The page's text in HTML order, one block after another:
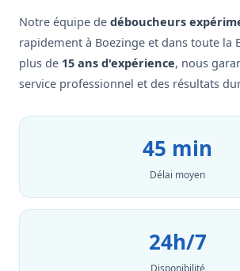
Notre équipe de déboucheurs
rapidement à Boezinge et dans toute la
plus de 15 ans d'expérience, nous
service professionnel et des résultats
45 min
Délai moyen
24h/7
Disponibilité